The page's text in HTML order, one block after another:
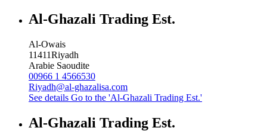
Al-Ghazali Trading Est.
Al-Owais
11411Riyadh
Arabie Saoudite
00966 1 4566530
Riyadh@al-ghazalisa.com
See details Go to the 'Al-Ghazali Trading Est.'
Al-Ghazali Trading Est.